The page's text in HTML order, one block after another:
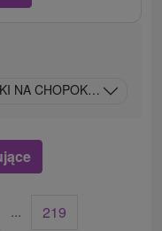
NA CHOPOK: WIDOK Z
... 219